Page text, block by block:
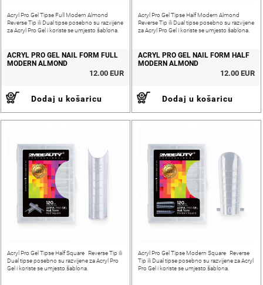
Acryl Pro Gel Tipse Full Modern Almond
Reverse Tip ili Dual tipse posebno su razvijene
za Acryl Pro Gel i koriste se umjesto šablona.
ACRYL PRO GEL NAIL FORM FULL
MODERN ALMOND
12.00 EUR
Dodaj u košaricu
Acryl Pro Gel Tipse Half Modern Almond
Reverse Tip ili Dual tipse posebno su razvijene
za Acryl Pro Gel i koriste se umjesto šablona.
ACRYL PRO GEL NAIL FORM HALF
MODERN ALMOND
12.00 EUR
Dodaj u košaricu
Acryl Pro Gel Tipse Half Square Reverse Tip ili
Dual tipse posebno su razvijene za Acryl Pro
Gel i koriste se umjesto šablona.
Acryl Pro Gel Tipse Modern Square Reverse
Tip ili Dual tipse posebno su razvijene za Acryl
Pro Gel i koriste se umjesto šablona.